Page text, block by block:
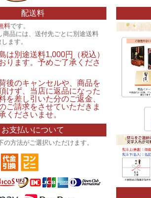
配送料
料です。
品には、送付先ごとに別途送料
ます。
は別途送料1,000円（税込）
ります。予めご了承くださ
後のキャンセルや、商品を
けず、当店に返品になった
を差し引いた分のご返金、
ご請求をさせていただきま
くださいませ。
お支払いについて
の方法がご選択いただけます。